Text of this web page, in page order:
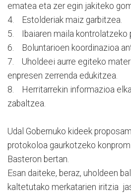
ematea eta zer egin jakiteko
4. Estolderiak maiz garbitzea.
5. Ibaiaren maila kontrolatzeko
6. Boluntarioen koordinazioa
7. Uholdeei aurre egiteko
enpresen zerrenda edukitzea.
8. Herritarrekin informazioa
zabaltzea.
Udal Gobernuko kideek
protokoloa gaurkotzeko
Basteron bertan.
Esan daiteke, beraz, uholdeen
kaltetutako merkatarien iritzia